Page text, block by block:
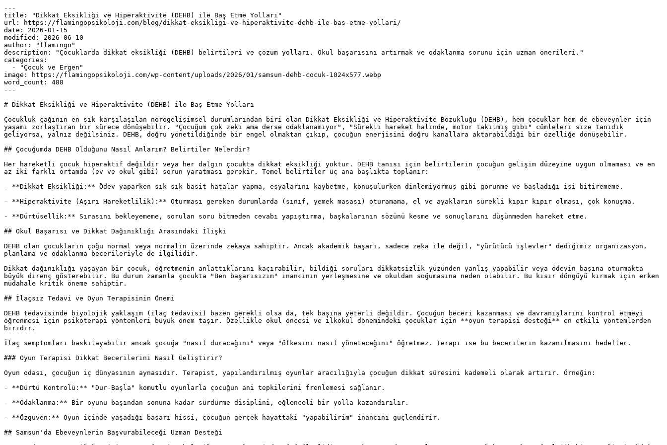
---
title: "Dikkat Eksikliği ve Hiperaktivite (DEHB) ile Baş Etme Yolları"
url: https://flamingopsikoloji.com/blog/dikkat-eksikligi-ve-hiperaktivite-dehb-ile-bas-etme-yollari/
date: 2026-01-15
modified: 2026-06-10
author: "flamingo"
description: "Çocuklarda dikkat eksikliği (DEHB) belirtileri ve çözüm yolları. Okul başarısını artırmak ve odaklanma sorunu için uzman önerileri."
categories:
image: https://flamingopsikoloji.com/wp-content/uploads/2026/01/samsun-dehb-cocuk-1024x577.webp
word_count: 488
---
# Dikkat Eksikliği ve Hiperaktivite (DEHB) ile Baş Etme Yolları
Çocukluk çağının en sık karşılaşılan nörogelişimsel durumlarından biri olan Dikkat Eksikliği ve Hiperaktivite Bozukluğu (DEHB), hem çocuklar hem de ebeveynler için
yaşamı zorlaştıran bir sürece dönüşebilir. "Çocuğum çok zeki ama derse odaklanamıyor", "Sürekli hareket halinde, motor takılmış gibi" cümleleri size tanıdık
geliyorsa, yalnız değilsiniz. DEHB, doğru yönetildiğinde bir engel olmaktan çıkıp, çocuğun enerjisini doğru kanallara aktarabildiği bir özelliğe dönüşebilir.
## Çocuğumda DEHB Olduğunu Nasıl Anlarım? Belirtiler Nelerdir?
Her hareketli çocuk hiperaktif değildir veya her dalgın çocukta dikkat eksikliği yoktur. DEHB tanısı için belirtilerin çocuğun gelişim düzeyine uygun olmaması ve en
az iki farklı ortamda (ev ve okul gibi) sorun yaratması gerekir. Temel belirtiler üç ana başlıkta toplanır:
- **Dikkat Eksikliği:** Ödev yaparken sık sık basit hatalar yapma, eşyalarını kaybetme, konuşulurken dinlemiyormuş gibi görünme ve başladığı işi bitirememe.
- **Hiperaktivite (Aşırı Hareketlilik):** Oturması gereken durumlarda (sınıf, yemek masası) oturamama, el ve ayakların sürekli kıpır kıpır olması, çok konuşma.
- **Dürtüsellik:** Sırasını bekleyememe, sorulan soru bitmeden cevabı yapıştırma, başkalarının sözünü kesme ve sonuçlarını düşünmeden hareket etme.
## Okul Başarısı ve Dikkat Dağınıklığı Arasındaki İlişki
DEHB olan çocukların çoğu normal veya normalin üzerinde zekaya sahiptir. Ancak akademik başarı, sadece zeka ile değil, "yürütücü işlevler" dediğimiz organizasyon,
planlama ve odaklanma becerileriyle de ilgilidir.
Dikkat dağınıklığı yaşayan bir çocuk, öğretmenin anlattıklarını kaçırabilir, bildiği soruları dikkatsizlik yüzünden yanlış yapabilir veya ödevin başına oturmakta
büyük direnç gösterebilir. Bu durum zamanla çocukta "Ben başarısızım" inancının yerleşmesine ve okuldan soğumasına neden olabilir. Bu kısır döngüyü kırmak için erken
müdahale kritik öneme sahiptir.
## İlaçsız Tedavi ve Oyun Terapisinin Önemi
DEHB tedavisinde biyolojik yaklaşım (ilaç tedavisi) bazen gerekli olsa da, tek başına yeterli değildir. Çocuğun beceri kazanması ve davranışlarını kontrol etmeyi
öğrenmesi için psikoterapi yöntemleri büyük önem taşır. Özellikle okul öncesi ve ilkokul dönemindeki çocuklar için **oyun terapisi desteği** en etkili yöntemlerden
biridir.
İlaç semptomları baskılayabilir ancak çocuğa "nasıl duracağını" veya "öfkesini nasıl yöneteceğini" öğretmez. Terapi ise bu becerilerin kazanılmasını hedefler.
### Oyun Terapisi Dikkat Becerilerini Nasıl Geliştirir?
Oyun odası, çocuğun iç dünyasının aynasıdır. Terapist, yapılandırılmış oyunlar aracılığıyla çocuğun dikkat süresini kademeli olarak artırır. Örneğin:
- **Dürtü Kontrolü:** "Dur-Başla" komutlu oyunlarla çocuğun ani tepkilerini frenlemesi sağlanır.
- **Odaklanma:** Bir oyunu başından sonuna kadar sürdürme disiplini, eğlenceli bir yolla kazandırılır.
- **Özgüven:** Oyun içinde yaşadığı başarı hissi, çocuğun gerçek hayattaki "yapabilirim" inancını güçlendirir.
## Samsun'da Ebeveynlerin Başvurabileceği Uzman Desteği